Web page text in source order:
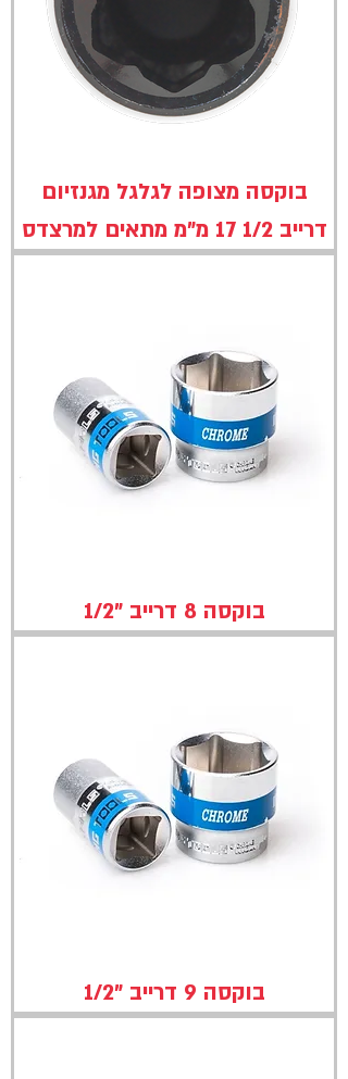
בוקסה מצופה לגלגל מגנזיום
דרייב 1/2 17 מ"מ מתאים למרצדס
בוקסה 8 דרייב "1/2
בוקסה 9 דרייב "1/2